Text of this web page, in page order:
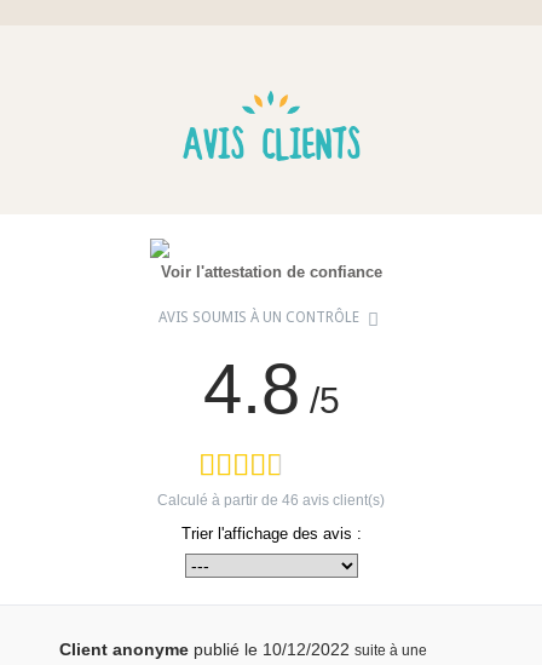
AVIS CLIENTS
Voir l'attestation de confiance
AVIS SOUMIS À UN CONTRÔLE
4.8 /5
Calculé à partir de 46 avis client(s)
Trier l'affichage des avis :
Client anonyme publié le 10/12/2022 suite à une